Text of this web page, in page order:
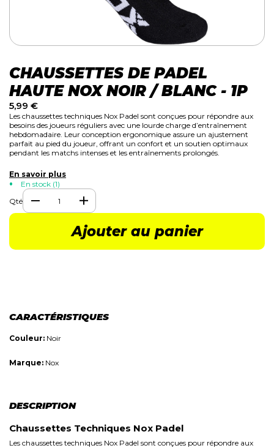
CHAUSSETTES DE PADEL
HAUTE NOX NOIR / BLANC - 1P
5,99 €
Les chaussettes techniques Nox Padel sont conçues pour répondre aux
besoins des joueurs réguliers avec une lourde charge d’entraînement
hebdomadaire. Leur conception ergonomique assure un ajustement
parfait au pied du joueur, offrant un confort et un soutien optimaux
pendant les matchs intenses et les entraînements prolongés.
En savoir plus
En stock (1)
Qté
Ajouter au panier
CARACTÉRISTIQUES
Couleur: Noir
Marque: Nox
DESCRIPTION
Chaussettes Techniques Nox Padel
Les chaussettes techniques Nox Padel sont conçues pour répondre aux